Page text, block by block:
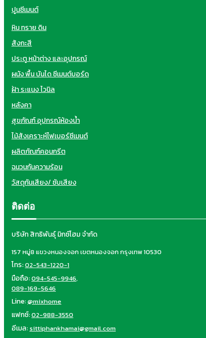
ปูนซีเมนต์
หิน ทราย ดิน
สังกะสี
ประตู หน้าต่าง และอุปกรณ์
ผนัง พื้น บันได ซีเมนต์บอร์ด
ฝ้า ระแนง ไวนิล
หลังคา
สุขภัณฑ์ อุปกรณ์ห้องน้ำ
ไม้สังเคราะห์ไฟเบอร์ซีเมนต์
ผลิตภัณฑ์คอนกรีต
ฉนวนกันความร้อน
วัสดุกันเสียง/ ซับเสียง
ติดต่อ
บริษัท สิทธิพันธุ์ มิกซ์โฮม จำกัด
157 หมู่8 แขวงหนองจอก เขตหนองจอก กรุงเทพ 10530
โทร:02-543-1220-1
มือถือ:094-545-9946,
089-169-5646
Line:@mixhome
แฟกซ์:02-988-3550
อีเมล: sittiphankhamai@gmail.com